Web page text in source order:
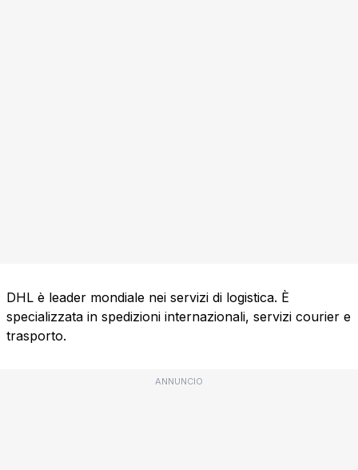
DHL è leader mondiale nei servizi di logistica. È
specializzata in spedizioni internazionali, servizi courier e
trasporto.
ANNUNCIO